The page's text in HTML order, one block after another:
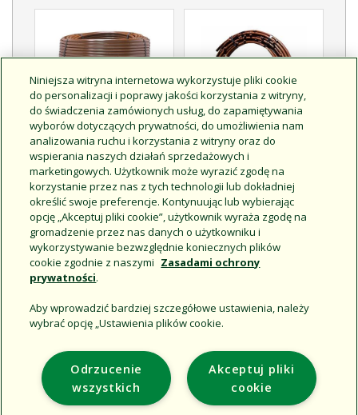
Linia kroplująca XFCV ze
wzmocnionym zaworem
zwrotnym
Kolektor QF
Szybkie i elastyczne
rozwiązanie do
kolektorowania linii
kroplującej
Support
Corporate
Additional Sites
Niniejsza witryna internetowa wykorzystuje pliki cookie
do personalizacji i poprawy jakości korzystania z witryny,
do świadczenia zamówionych usług, do zapamiętywania
wyborów dotyczących prywatności, do umożliwienia nam
analizowania ruchu i korzystania z witryny oraz do
wspierania naszych działań sprzedażowych i
marketingowych. Użytkownik może wyrazić zgodę na
korzystanie przez nas z tych technologii lub dokładniej
określić swoje preferencje. Kontynuując lub wybierając
opcję „Akceptuj pliki cookie”, użytkownik wyraża zgodę na
gromadzenie przez nas danych o użytkowniku i
wykorzystywanie bezwzględnie koniecznych plików
cookie zgodnie z naszymi Zasadami ochrony
prywatności.
Aby wprowadzić bardziej szczegółowe ustawienia, należy
wybrać opcję „Ustawienia plików cookie.
Akceptuj pliki
cookie
Odrzucenie
wszystkich